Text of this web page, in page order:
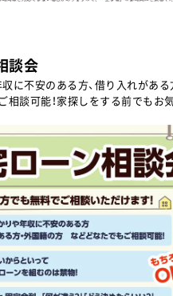
談会
に不安のある方、借り入れがある
相談可能！家探しをする前でもお